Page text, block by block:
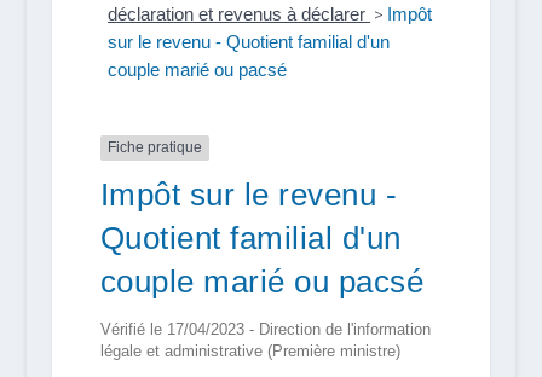
déclaration et revenus à déclarer > Impôt
sur le revenu - Quotient familial d'un
couple marié ou pacsé
Fiche pratique
Impôt sur le revenu -
Quotient familial d'un
couple marié ou pacsé
Vérifié le 17/04/2023 - Direction de l'information
légale et administrative (Première ministre)